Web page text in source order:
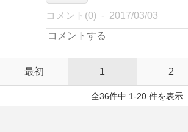
コメント(0) 2017/03/03
最初 1 2
全36件中 1-20 件を表示